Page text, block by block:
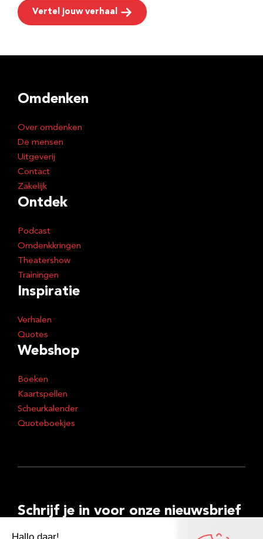
Vertel jouw verhaal
Omdenken
Over omdenken
De mensen
Uitgeverij
Contact
Zakelijk
Ontdek
Podcast
Omdenkkringen
Theatershow
Trainingen
Inspiratie
Verhalen
Quotes
Webshop
Boeken
Kaartspellen
Scheurkalender
Quoteboekjes
Schrijf je in voor onze nieuwsbrief